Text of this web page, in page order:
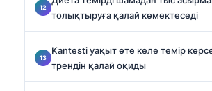
толықтыруға қалай көмектеседі
Kantesti уақыт өте келе темір
трендін қалай оқиды